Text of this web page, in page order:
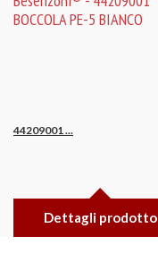
BOCCOLA PE-5 BIANCO
44209001...
Dettagli prodotto